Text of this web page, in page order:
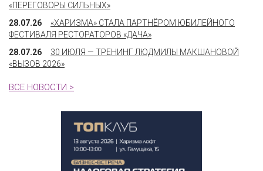
«ПЕРЕГОВОРЫ СИЛЬНЫХ»
28.07.26
«ХАРИЗМА» СТАЛА ПАРТНЁРОМ ЮБИЛЕЙНОГО
ФЕСТИВАЛЯ РЕСТОРАТОРОВ «ДАЧА»
28.07.26
30 ИЮЛЯ — ТРЕНИНГ ЛЮДМИЛЫ МАКШАНОВОЙ
«ВЫЗОВ 2026»
ВСЕ НОВОСТИ >